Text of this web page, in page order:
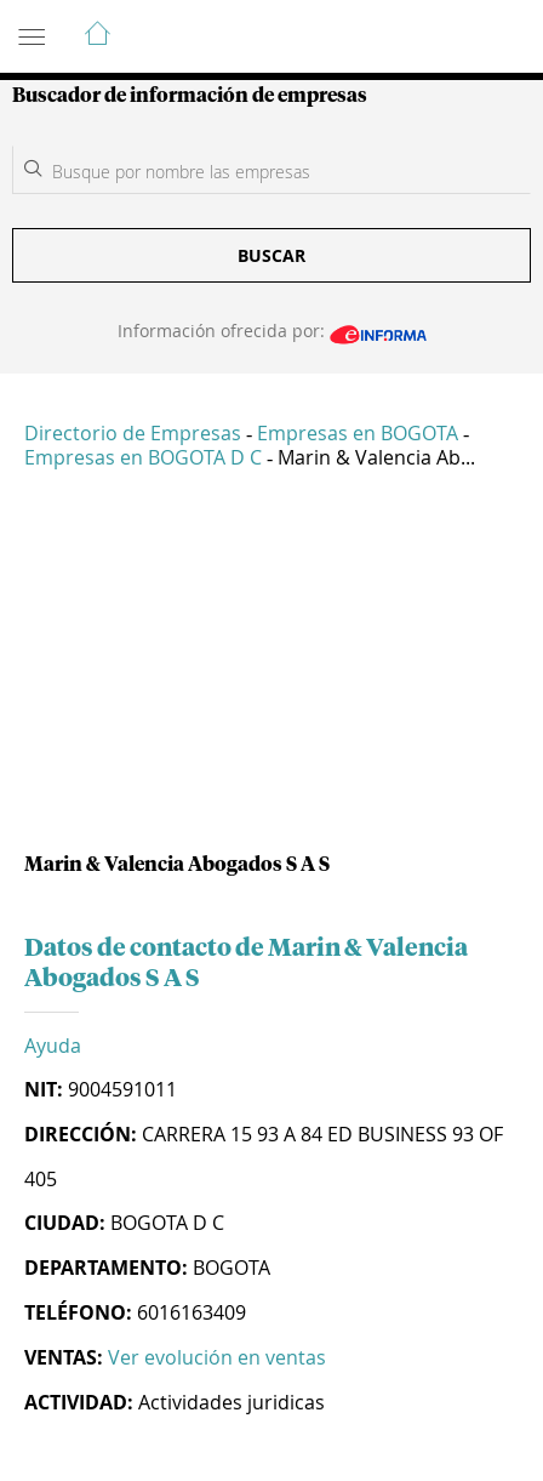
Guía de Empresas Colombianas
Buscador de información de empresas
BUSCAR
Información ofrecida por:
Directorio de Empresas - Empresas en BOGOTA -
Empresas en BOGOTA D C - Marin & Valencia Ab...
Marin & Valencia Abogados S A S
Datos de contacto de Marin & Valencia
Abogados S A S
Ayuda
NIT: 9004591011
DIRECCIÓN: CARRERA 15 93 A 84 ED BUSINESS 93 OF
405
CIUDAD: BOGOTA D C
DEPARTAMENTO: BOGOTA
TELÉFONO: 6016163409
VENTAS: Ver evolución en ventas
ACTIVIDAD: Actividades juridicas